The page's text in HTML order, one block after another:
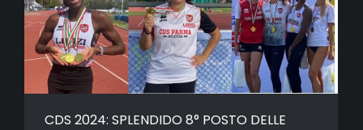
CDS 2024: SPLENDIDO 8° POSTO DELLE